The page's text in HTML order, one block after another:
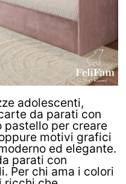
adolescenti,
da parati con
per creare
motivi grafici
ed elegante.
parati con
Per chi ama i colori